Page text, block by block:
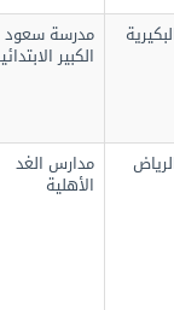
مدرسة سعود
الكبير الابتدائيه
مدارس الغد
الأهلية